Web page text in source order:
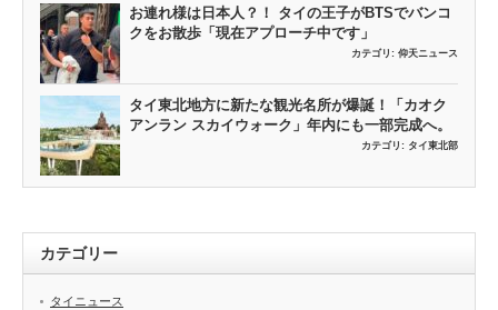
お連れ様は日本人？！ タイの王子がBTSでバンコ
クをお散歩「現在アプローチ中です」
カテゴリ: 仰天ニュース
タイ東北地方に新たな観光名所が爆誕！「カオク
アンラン スカイウォーク」年内にも一部完成へ。
カテゴリ: タイ東北部
カテゴリー
タイニュース